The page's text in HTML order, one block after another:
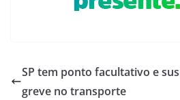
SP tem ponto facultativo e
greve no transporte